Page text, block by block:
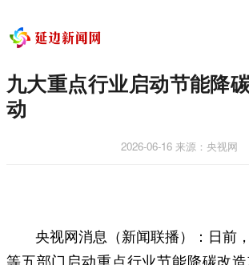
九大重点行业启动节能降
动
2026-06-16 来源：央视网
央视网消息（新闻联播）：日前
等五部门启动重点行业节能降碳改造